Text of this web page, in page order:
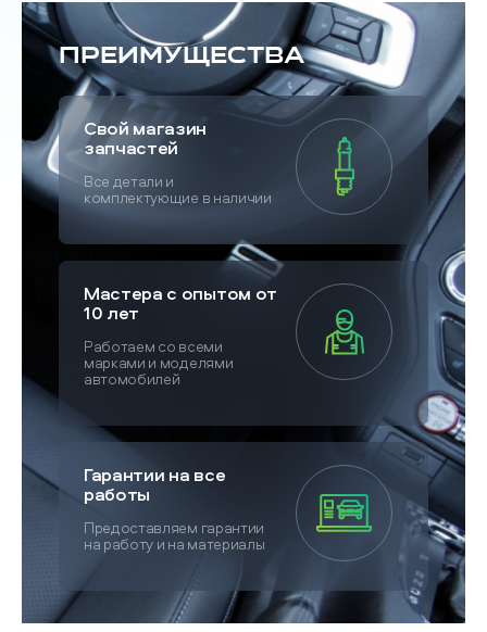
Преимущества
Свой магазин
запчастей
Все детали и
комплектующие в наличии
Мастера с опытом от
10 лет
Работаем со всеми
марками и моделями
автомобилей
Гарантии на все
работы
Предоставляем гарантии
на работу и на материалы